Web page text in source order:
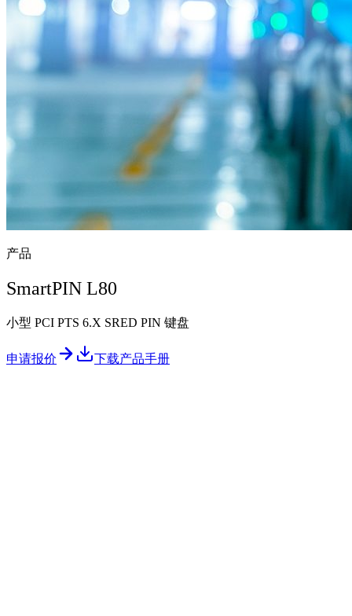
产品
SmartPIN L80
小型 PCI PTS 6.X SRED PIN 键盘
申请报价 下载产品手册